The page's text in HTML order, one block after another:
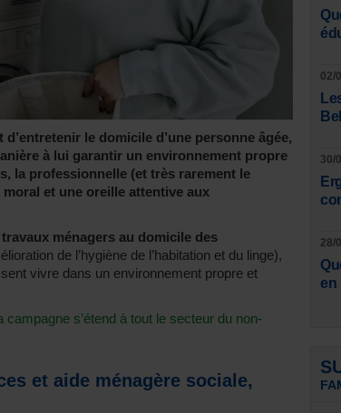
le domicile d’une personne âgée,
à lui garantir un environnement propre
la professionnelle (et très rarement le
et une oreille attentive aux
travaux ménagers au domicile des
de l’hygiène de l’habitation et du linge),
vivre dans un environnement propre et
campagne s’étend à tout le secteur du non-
et aide ménagère sociale,
02/
30/
28/
en